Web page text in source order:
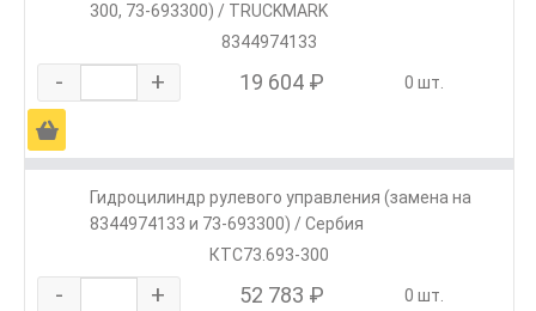
300, 73-693300) / TRUCKMARK
8344974133
- + 19 604 ₽ 0 шт.
Ä
Гидроцилиндр рулевого управления (замена на
8344974133 и 73-693300) / Сербия
КТС73.693-300
- + 52 783 ₽ 0 шт.